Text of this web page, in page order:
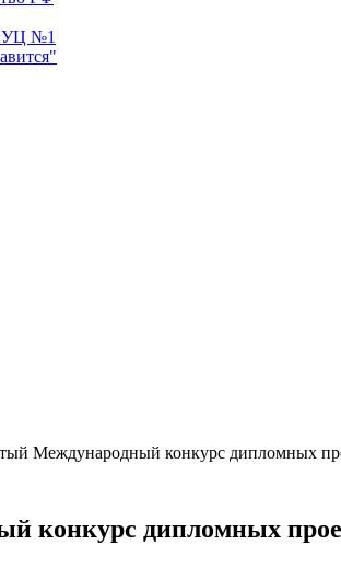
№1
Международный конкурс дипломных
конкурс дипломных